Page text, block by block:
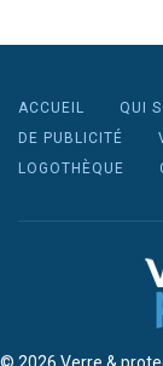
ACCUEIL QUI
DE PUBLICITÉ
LOGOTHÈQUE
© 2026 Verre &